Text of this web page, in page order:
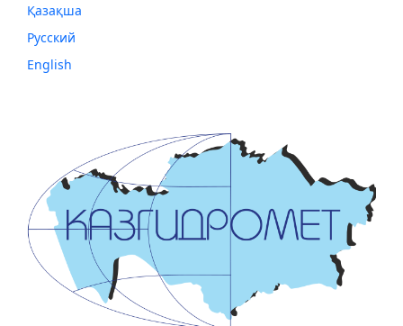
Қазақша
Русский
English